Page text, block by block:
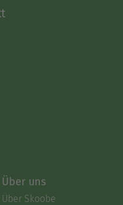
Über uns
Über Skoobe